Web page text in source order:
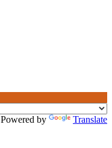
Powered by Translate